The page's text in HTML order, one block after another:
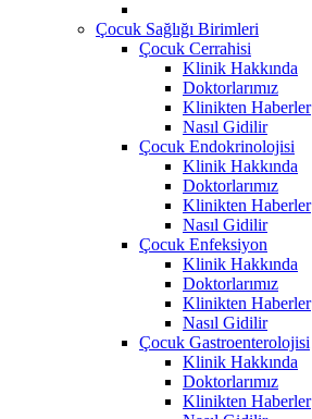
Çocuk Sağlığı Birimleri
Çocuk Cerrahisi
Klinik Hakkında
Doktorlarımız
Klinikten Haberler
Nasıl Gidilir
Çocuk Endokrinolojisi
Klinik Hakkında
Doktorlarımız
Klinikten Haberler
Nasıl Gidilir
Çocuk Enfeksiyon
Klinik Hakkında
Doktorlarımız
Klinikten Haberler
Nasıl Gidilir
Çocuk Gastroenterolojisi
Klinik Hakkında
Doktorlarımız
Klinikten Haberler